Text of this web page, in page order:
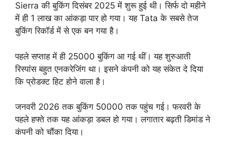
Sierra की बुकिंग दिसंबर 2025 में शुरू हुई थी। सिर्फ दो महीने
में ही 1 लाख का आंकड़ा पार हो गया। यह Tata के सबसे तेज
बुकिंग रिकॉर्ड में से एक बन गया है।
पहले सप्ताह में ही 25000 बुकिंग आ गई थीं। यह शुरुआती
रिस्पांस बहुत एनकरेजिंग था। इसने कंपनी को यह संकेत दे दिया
कि प्रोडक्ट हिट होने वाला है।
जनवरी 2026 तक बुकिंग 50000 तक पहुंच गई। फरवरी के
पहले हफ्ते तक यह आंकड़ा डबल हो गया। लगातार बढ़ती डिमांड ने
कंपनी को चौंका दिया।